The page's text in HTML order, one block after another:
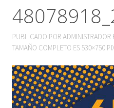
ENLACE
PUBLICADO POR ADMINISTRADOR
TAMAÑO COMPLETO ES 530×750